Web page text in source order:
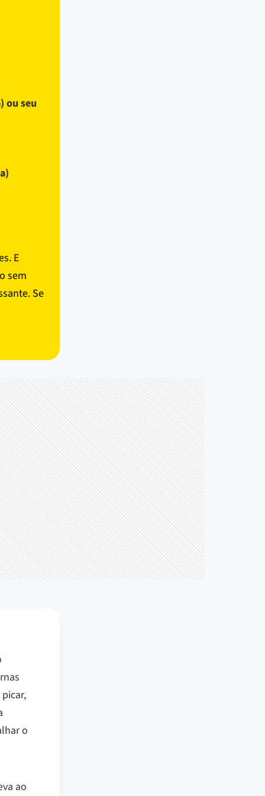
ou seu
E
sem
Se
o
ao